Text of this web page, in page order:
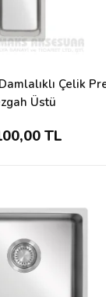
Çelik
Üstü
TL